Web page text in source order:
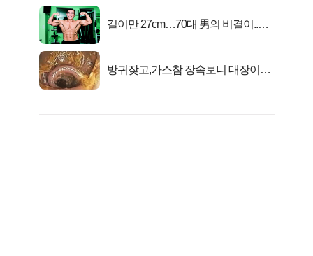
길이만 27cm…70대 男의 비결이..충
방귀잦고,가스참 장속보니 대장이아